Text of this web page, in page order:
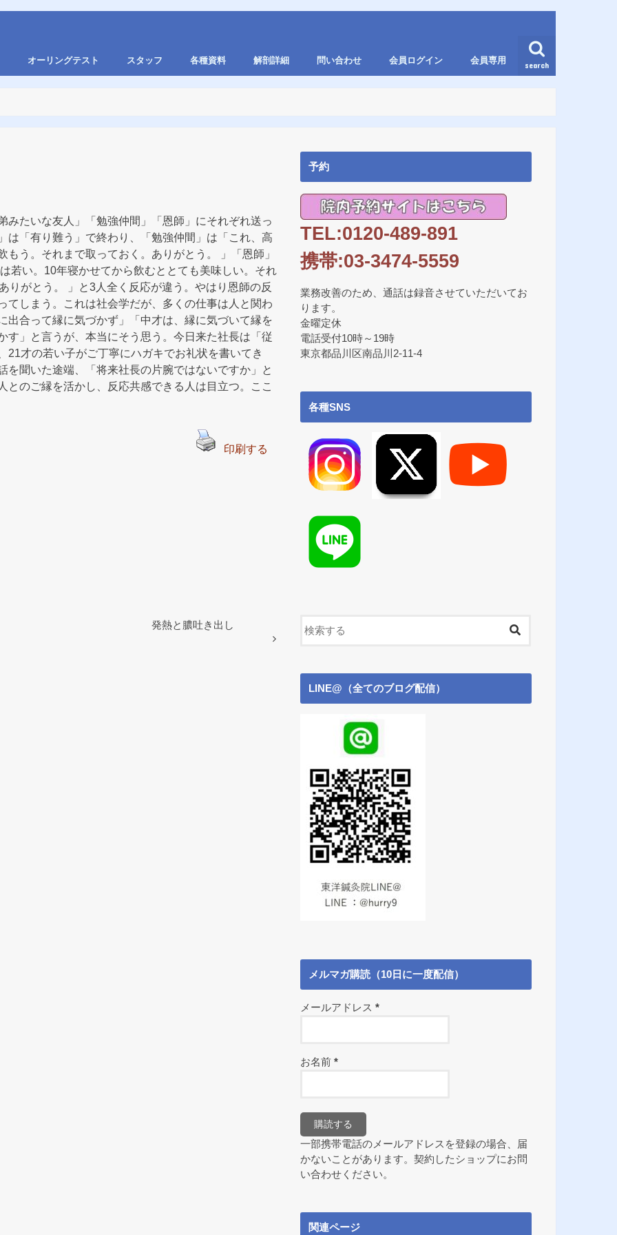
search
オーリングテスト スタッフ 各種資料 解剖詳細 問い合わせ 会員ログイン 会員専用
みたいな友人」「勉強仲間」「恩師」にそれぞれ送っ
は「有り難う」で終わり、「勉強仲間」は「これ、高
う。それまで取っておく。ありがとう。 」「恩師」
若い。10年寝かせてから飲むととても美味しい。それ
りがとう。 」と3人全く反応が違う。やはり恩師の反
てしまう。これは社会学だが、多くの仕事は人と関わ
出合って縁に気づかず」「中才は、縁に気づいて縁を
す」と言うが、本当にそう思う。今日来た社長は「従
才の若い子がご丁寧にハガキでお礼状を書いてき
聞いた途端、「将来社長の片腕ではないですか」と
のご縁を活かし、反応共感できる人は目立つ。ここ
印刷する
発熱と膿吐き出し
予約
TEL:0120-489-891
携帯:03-3474-5559
業務改善のため、通話は録音させていただいてお
ります。
金曜定休
電話受付10時～19時
東京都品川区南品川2-11-4
各種SNS
LINE@（全てのブログ配信）
メルマガ購読（10日に一度配信）
メールアドレス *
お名前 *
一部携帯電話のメールアドレスを登録の場合、届
かないことがあります。契約したショップにお問
い合わせください。
関連ページ